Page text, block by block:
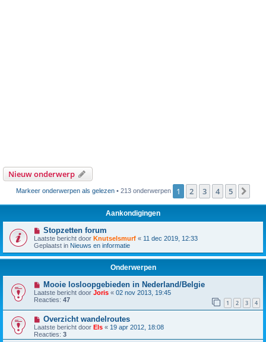
Nieuw onderwerp
Markeer onderwerpen als gelezen • 213 onderwerpen 1 2 3 4 5
Aankondigingen
Stopzetten forum
Laatste bericht door Knutselsmurf « 11 dec 2019, 12:33
Geplaatst in Nieuws en informatie
Onderwerpen
Mooie losloopgebieden in Nederland/Belgie
Laatste bericht door Joris « 02 nov 2013, 19:45
Reacties: 47 1 2 3 4
Overzicht wandelroutes
Laatste bericht door Els « 19 apr 2012, 18:08
Reacties: 3